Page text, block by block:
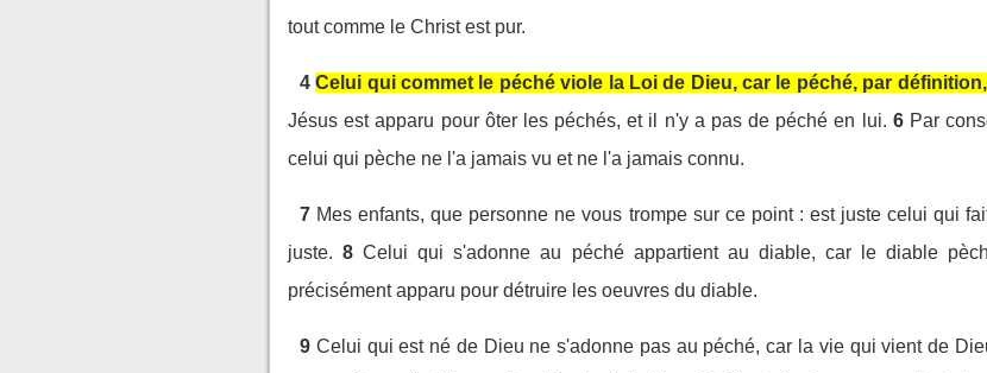
tout comme le Christ est pur.
4 Celui qui commet le péché viole la Loi de Dieu, car le péché, par
Jésus est apparu pour ôter les péchés, et il n'y a pas de péché en lui. 6 Par
celui qui pèche ne l'a jamais vu et ne l'a jamais connu.
7 Mes enfants, que personne ne vous trompe sur ce point : est juste celui qui
juste. 8 Celui qui s'adonne au péché appartient au diable, car le diable
précisément apparu pour détruire les oeuvres du diable.
9 Celui qui est né de Dieu ne s'adonne pas au péché, car la vie qui vient de